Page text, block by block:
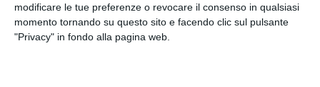
modificare le tue preferenze o revocare il consenso in qualsiasi
momento tornando su questo sito e facendo clic sul pulsante
"Privacy" in fondo alla pagina web.
Facebook, Twitter, WhatsApp, ...